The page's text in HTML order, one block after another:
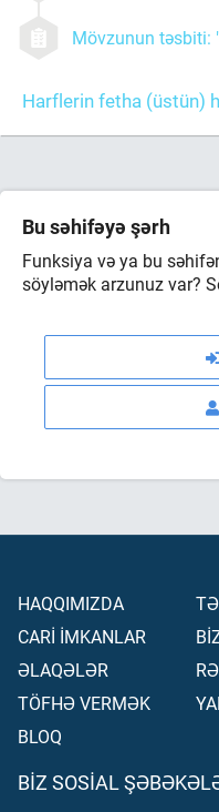
Mövzunun təsbiti:
Harflerin fetha (üstün)
Bu səhifəyə şərh
Funksiya və ya bu
söyləmək arzunuz var?
HAQQIMIZDA
CARİ İMKANLAR
ƏLAQƏLƏR
TÖFHƏ VERMƏK
BLOQ
BIZ SOSIAL